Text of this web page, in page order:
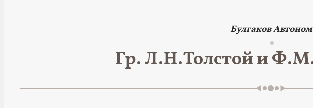
Булгаков Автоном
Гр. Л.Н.Толстой и